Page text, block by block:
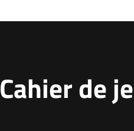
Cahier de